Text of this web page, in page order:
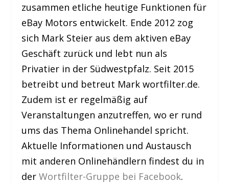
zusammen etliche heutige Funktionen für
eBay Motors entwickelt. Ende 2012 zog
sich Mark Steier aus dem aktiven eBay
Geschäft zurück und lebt nun als
Privatier in der Südwestpfalz. Seit 2015
betreibt und betreut Mark wortfilter.de.
Zudem ist er regelmäßig auf
Veranstaltungen anzutreffen, wo er rund
ums das Thema Onlinehandel spricht.
Aktuelle Informationen und Austausch
mit anderen Onlinehändlern findest du in
derWortfilter-Gruppe bei Facebook.